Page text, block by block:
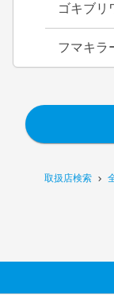
取扱店検索
ゴキブリ
フマキラ